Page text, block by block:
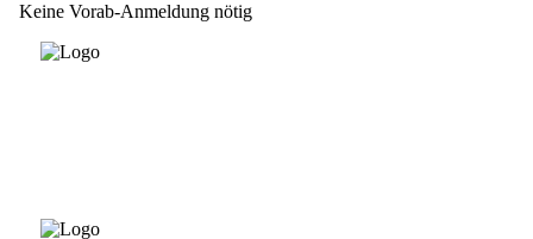
Keine Vorab-Anmeldung nötig